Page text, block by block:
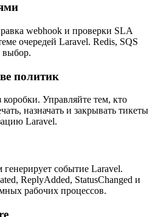
webhook и проверки SLA
очередей Laravel. Redis, SQS
политик
Управляйте тем, кто
назначать и закрывать тикеты
Laravel.
событие Laravel.
ReplyAdded, StatusChanged и
рабочих процессов.